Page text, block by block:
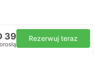
39 Rezerwuj teraz